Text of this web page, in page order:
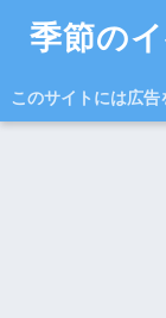
季節の
このサイトには広告